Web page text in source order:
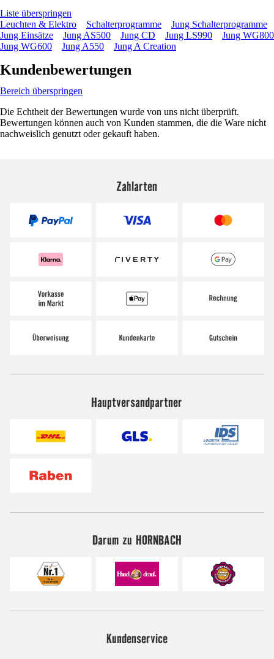
Liste überspringen
Leuchten & Elektro
Schalterprogramme
Jung Schalterprogramme
Jung Einsätze
Jung AS500 Jung CD Jung LS990
Jung WG800
Jung WG600
Jung A550 Jung A Creation
Kundenbewertungen
Bereich überspringen
Die Echtheit der Bewertungen wurde von uns nicht überprüft.
Bewertungen können auch von Kunden stammen, die die Ware nicht
nachweislich genutzt oder gekauft haben.
Zahlarten
Hauptversandpartner
Darum zu HORNBACH
Kundenservice